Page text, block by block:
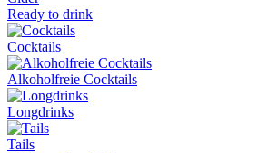
Ready to drink
Cocktails
Alkoholfreie Cocktails
Longdrinks
Tails